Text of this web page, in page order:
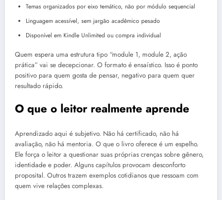
Temas organizados por eixo temático, não por módulo sequencial
Linguagem acessível, sem jargão acadêmico pesado
Disponível em Kindle Unlimited ou compra individual
Quem espera uma estrutura tipo “module 1, module 2, ação
prática” vai se decepcionar. O formato é ensaístico. Isso é ponto
positivo para quem gosta de pensar, negativo para quem quer
resultado rápido.
O que o leitor realmente aprende
Aprendizado aqui é subjetivo. Não há certificado, não há
avaliação, não há mentoria. O que o livro oferece é um espelho.
Ele força o leitor a questionar suas próprias crenças sobre gênero,
identidade e poder. Alguns capítulos provocam desconforto
proposital. Outros trazem exemplos cotidianos que ressoam com
quem vive relações complexas.